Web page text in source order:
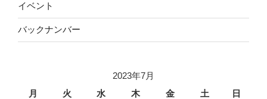
イベント
バックナンバー
2023年7月
月
火 水 木 金 土 日